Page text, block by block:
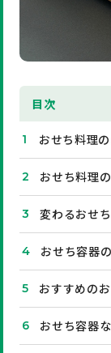
目 次
おせち料理
おせち料理
変わるおせ
おせち容器
おすすめの
おせち容器